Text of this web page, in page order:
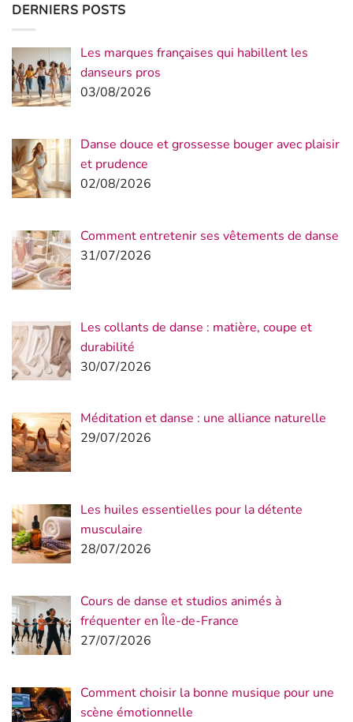
DERNIERS POSTS
Les marques françaises qui habillent les
danseurs pros
03/08/2026
Danse douce et grossesse bouger avec plaisir
et prudence
02/08/2026
Comment entretenir ses vêtements de danse
31/07/2026
Les collants de danse : matière, coupe et
durabilité
30/07/2026
Méditation et danse : une alliance naturelle
29/07/2026
Les huiles essentielles pour la détente
musculaire
28/07/2026
Cours de danse et studios animés à
fréquenter en Île-de-France
27/07/2026
Comment choisir la bonne musique pour une
scène émotionnelle